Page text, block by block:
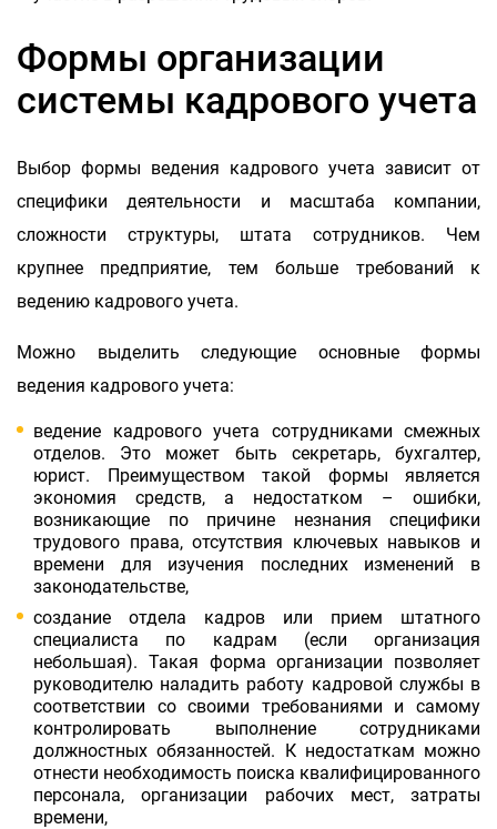
Формы организации
системы кадрового учета
Выбор формы ведения кадрового учета зависит от
специфики деятельности и масштаба компании,
сложности структуры, штата сотрудников. Чем
крупнее предприятие, тем больше требований к
ведению кадрового учета.
Можно выделить следующие основные формы
ведения кадрового учета:
ведение кадрового учета сотрудниками смежных
отделов. Это может быть секретарь, бухгалтер,
юрист. Преимуществом такой формы является
экономия средств, а недостатком – ошибки,
возникающие по причине незнания специфики
трудового права, отсутствия ключевых навыков и
времени для изучения последних изменений в
законодательстве,
создание отдела кадров или прием штатного
специалиста по кадрам (если организация
небольшая). Такая форма организации позволяет
руководителю наладить работу кадровой службы в
соответствии со своими требованиями и самому
контролировать выполнение сотрудниками
должностных обязанностей. К недостаткам можно
отнести необходимость поиска квалифицированного
персонала, организации рабочих мест, затраты
времени,